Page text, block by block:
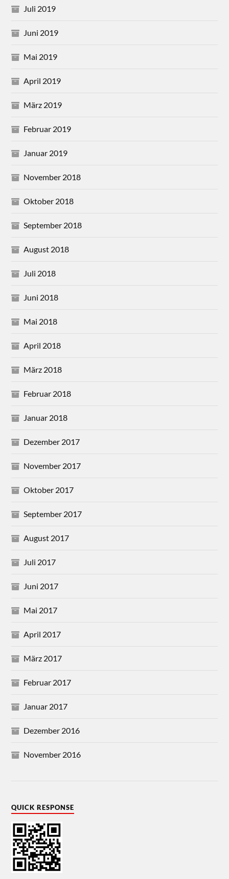
Juli 2019
Juni 2019
Mai 2019
April 2019
März 2019
Februar 2019
Januar 2019
November 2018
Oktober 2018
September 2018
August 2018
Juli 2018
Juni 2018
Mai 2018
April 2018
März 2018
Februar 2018
Januar 2018
Dezember 2017
November 2017
Oktober 2017
September 2017
August 2017
Juli 2017
Juni 2017
Mai 2017
April 2017
März 2017
Februar 2017
Januar 2017
Dezember 2016
November 2016
QUICK RESPONSE